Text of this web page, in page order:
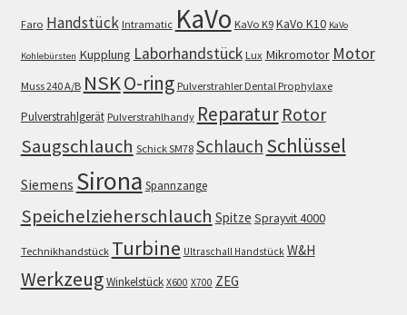
Faro Handstück Intramatic KaVo KaVo K9 KaVo K10 KaVo
Kohlebürsten Kupplung Laborhandstück Lux Mikromotor Motor
Muss 240 A/B NSKO-ring Pulverstrahler Dental Prophylaxe
Pulverstrahlgerät Pulverstrahlhandy Reparatur Rotor
Saugschlauch Schick SM78 Schlauch Schlüssel
Siemens Sirona Spannzange
Speichelzieherschlauch Spitze Sprayvit 4000
Technikhandstück Turbine Ultraschall Handstück W&H
WerkzeugWinkelstück X600 X700 ZEG